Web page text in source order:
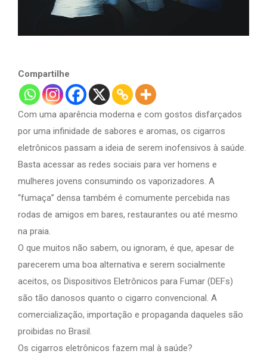
Compartilhe
Com uma aparência moderna e com gostos disfarçados
por uma infinidade de sabores e aromas, os cigarros
eletrônicos passam a ideia de serem inofensivos à saúde.
Basta acessar as redes sociais para ver homens e
mulheres jovens consumindo os vaporizadores. A
“fumaça” densa também é comumente percebida nas
rodas de amigos em bares, restaurantes ou até mesmo
na praia.
O que muitos não sabem, ou ignoram, é que, apesar de
parecerem uma boa alternativa e serem socialmente
aceitos, os Dispositivos Eletrônicos para Fumar (DEFs)
são tão danosos quanto o cigarro convencional. A
comercialização, importação e propaganda daqueles são
proibidas no Brasil.
Os cigarros eletrônicos fazem mal à saúde?